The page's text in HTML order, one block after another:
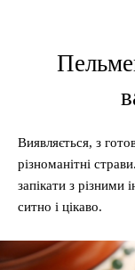
Виявляється, з
різноманітні
запікати з різними
ситно і цікаво.